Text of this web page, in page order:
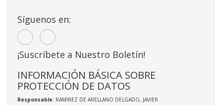
Síguenos en:
¡Suscríbete a Nuestro Boletín!
INFORMACIÓN BÁSICA SOBRE
PROTECCIÓN DE DATOS
Responsable: RAMIREZ DE ARELLANO DELGADO, JAVIER